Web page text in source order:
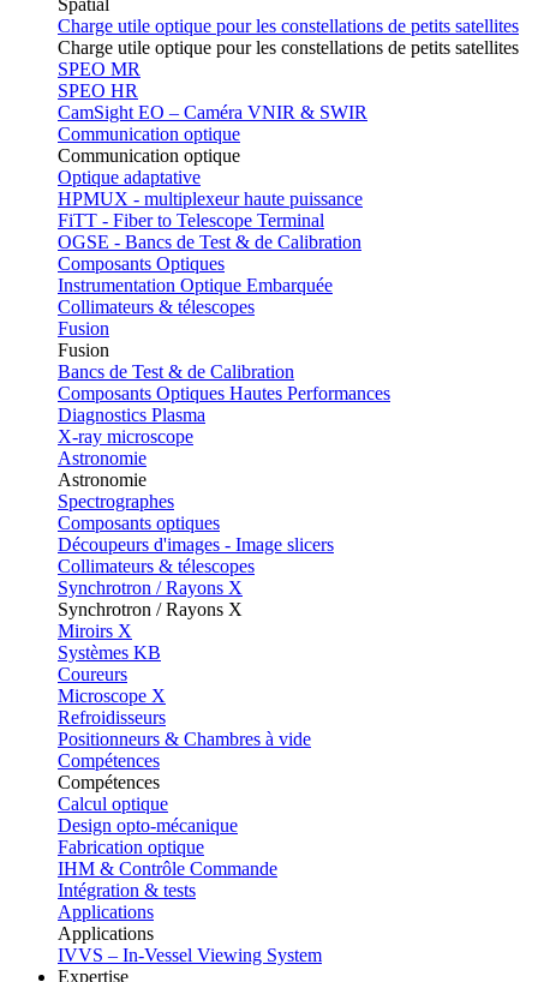
Spatial
Charge utile optique pour les constellations de petits satellites
Charge utile optique pour les constellations de petits satellites
SPEO MR
SPEO HR
CamSight EO – Caméra VNIR & SWIR
Communication optique
Communication optique
Optique adaptative
HPMUX - multiplexeur haute puissance
FiTT - Fiber to Telescope Terminal
OGSE - Bancs de Test & de Calibration
Composants Optiques
Instrumentation Optique Embarquée
Collimateurs & télescopes
Fusion
Fusion
Bancs de Test & de Calibration
Composants Optiques Hautes Performances
Diagnostics Plasma
X-ray microscope
Astronomie
Astronomie
Spectrographes
Composants optiques
Découpeurs d'images - Image slicers
Collimateurs & télescopes
Synchrotron / Rayons X
Synchrotron / Rayons X
Miroirs X
Systèmes KB
Coureurs
Microscope X
Refroidisseurs
Positionneurs & Chambres à vide
Compétences
Compétences
Calcul optique
Design opto-mécanique
Fabrication optique
IHM & Contrôle Commande
Intégration & tests
Applications
Applications
IVVS – In-Vessel Viewing System
Expertise